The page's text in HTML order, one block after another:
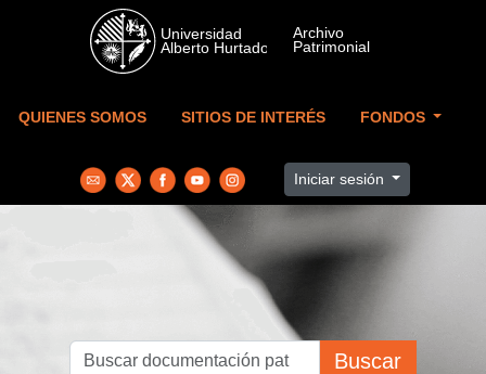
Skip to main content
QUIENES SOMOS SITIOS DE INTERÉS FONDOS
Iniciar sesión
Buscar